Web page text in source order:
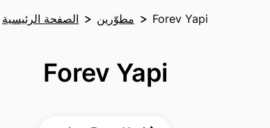
الصفحة الرئيسية مطوّرين Forev Yapi
Forev Yapi